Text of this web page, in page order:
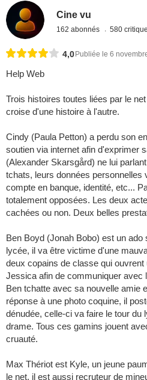
Cine vu
162 abonnés 580
4,0 Publiée le 6
Help Web
Trois histoires toutes liées par le
croise d'une histoire à l'autre.
Cindy (Paula Petton) a perdu son
soutien via internet afin d'exprimer
(Alexander Skarsgård) ne lui
tchats, leurs données personnelles
compte en banque, identité, etc...
totalement opposées. Les deux
cachées ou non. Deux belles
Ben Boyd (Jonah Bobo) est un
lycée, il va être victime d'une
deux copains de classe qui
Jessica afin de communiquer avec
Ben tchatte avec sa nouvelle amie
réponse à une photo coquine, il
dénudée, celle-ci va faire le tour du
drame. Tous ces gamins jouent
cruauté.
Max Thériot est Kyle, un jeune
le net, il est aussi recruteur de